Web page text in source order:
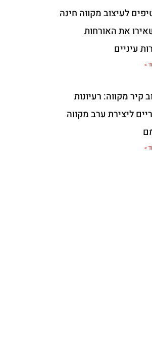
טיפים לעיצוב מקווה חינה
את האורחות
עיניים
»
קיר מקווה: רעיונות
ליצירת ערב מקווה
»